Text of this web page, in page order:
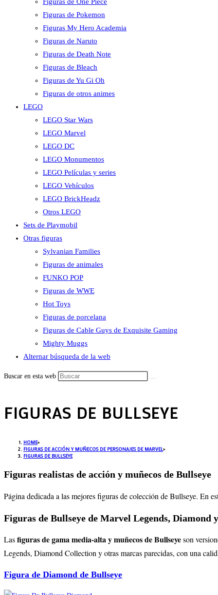
Figuras de Pokemon
Figuras My Hero Academia
Figuras de Naruto
Figuras de Death Note
Figuras de Bleach
Figuras de Yu Gi Oh
Figuras de otros animes
LEGO
LEGO Star Wars
LEGO Marvel
LEGO DC
LEGO Monumentos
LEGO Películas y series
LEGO Vehículos
LEGO BrickHeadz
Otros LEGO
Sets de Playmobil
Otras figuras
Sylvanian Families
Figuras de animales
FUNKO POP
Figuras de WWE
Hot Toys
Figuras de porcelana
Figuras de Cable Guys de Exquisite Gaming
Mighty Muggs
Alternar búsqueda de la web
Buscar en esta web
FIGURAS DE BULLSEYE
HOME>
FIGURAS DE ACCIÓN Y MUÑECOS DE PERSONAJES DE MARVEL>
FIGURAS DE BULLSEYE
Figuras realistas de acción y muñecos de Bullseye
Página dedicada a las mejores figuras de colección de Bullseye. En
Figuras de Bullseye de Marvel Legends, Diamond
Lasfiguras de gama media-alta y muñecos de Bullseyeson
Legends, Diamond Collection y otras marcas parecidas, con una
Figura de Diamond de Bullseye